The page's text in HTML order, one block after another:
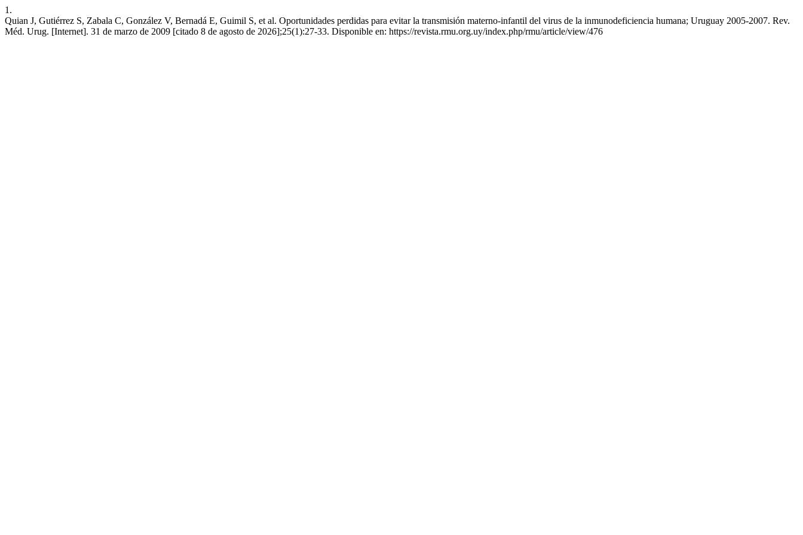
1.
Quian J, Gutiérrez S, Zabala C, González V, Bernadá E, Guimil S, et al. Oportunidades perdidas para evitar la transmisión materno-infantil del virus de la inmunodeficiencia humana; Uruguay 2005-2007. Rev.
Méd. Urug. [Internet]. 31 de marzo de 2009 [citado 8 de agosto de 2026];25(1):27-33. Disponible en: https://revista.rmu.org.uy/index.php/rmu/article/view/476